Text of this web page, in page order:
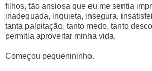
filhos, tão ansiosa que eu me sentia
inadequada, inquieta, insegura,
tanta palpitação, tanto medo, tanto
permitia aproveitar minha vida.
Começou pequenininho.